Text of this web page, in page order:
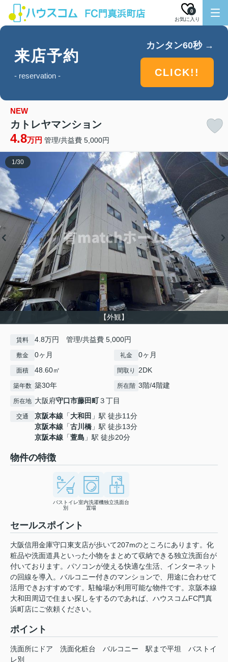
お気に入り
0
来店予約
- reservation -
カンタン60秒 →
CLICK!!
NEW
カトレヤマンション
4.8万円 管理/共益費 5,000円
【外観】
1/30
賃料 4.8万円 管理/共益費 5,000円
敷金 0ヶ月 礼金 0ヶ月
面積 48.60㎡ 間取り 2DK
築年数 築30年 所在階 3階/4階建
所在地 大阪府守口市藤田町３丁目
交通 京阪本線 「大和田 」駅 徒歩11分
京阪本線 「古川橋 」駅 徒歩13分
京阪本線 「萱島 」駅 徒歩20分
物件の特徴
バストイレ
別
室内洗濯機
置場
独立洗面台
セールスポイント
大阪信用金庫守口東支店が歩いて207mのところにあります。化
粧品や洗面道具といった小物をまとめて収納できる独立洗面台が
付いております。パソコンが使える快適な生活、インターネット
の回線を導入。バルコニー付きのマンションで、用途に合わせて
活用できおすすめです。駐輪場が利用可能な物件です。京阪本線
大和田周辺で住まい探しをするのであれば、ハウスコムFC門真
浜町店にご依頼ください。
ポイント
洗面所にドア 洗面化粧台 バルコニー 駅まで平坦
バストイ
レ別